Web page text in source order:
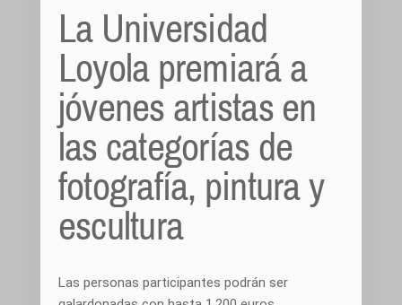
La Universidad
Loyola premiará a
jóvenes artistas en
las categorías de
fotografía, pintura y
escultura
Las personas participantes podrán ser